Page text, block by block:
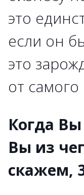
это
если он
это
от
Когда
Вы из
скажем,